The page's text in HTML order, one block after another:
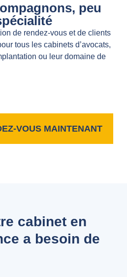
peu
de rendez-vous et de clients
tous les cabinets d’avocats,
ou leur domaine de
VOUS MAINTENANT
cabinet en
a besoin de